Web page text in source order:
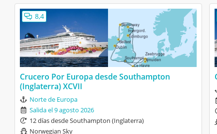
Miami & Las Bahamas II
Las excursiones
La piscina
10
Jordi
13/07/2012
Norwegian Sky
Miami & Las Bahamas II
El personal
Nada
8,4
Crucero Por Europa desde Southampton
(Inglaterra) XCVII
Norte de Europa
Salida el 9 agosto 2026
12 días desde Southampton (Inglaterra)
Norwegian Sky